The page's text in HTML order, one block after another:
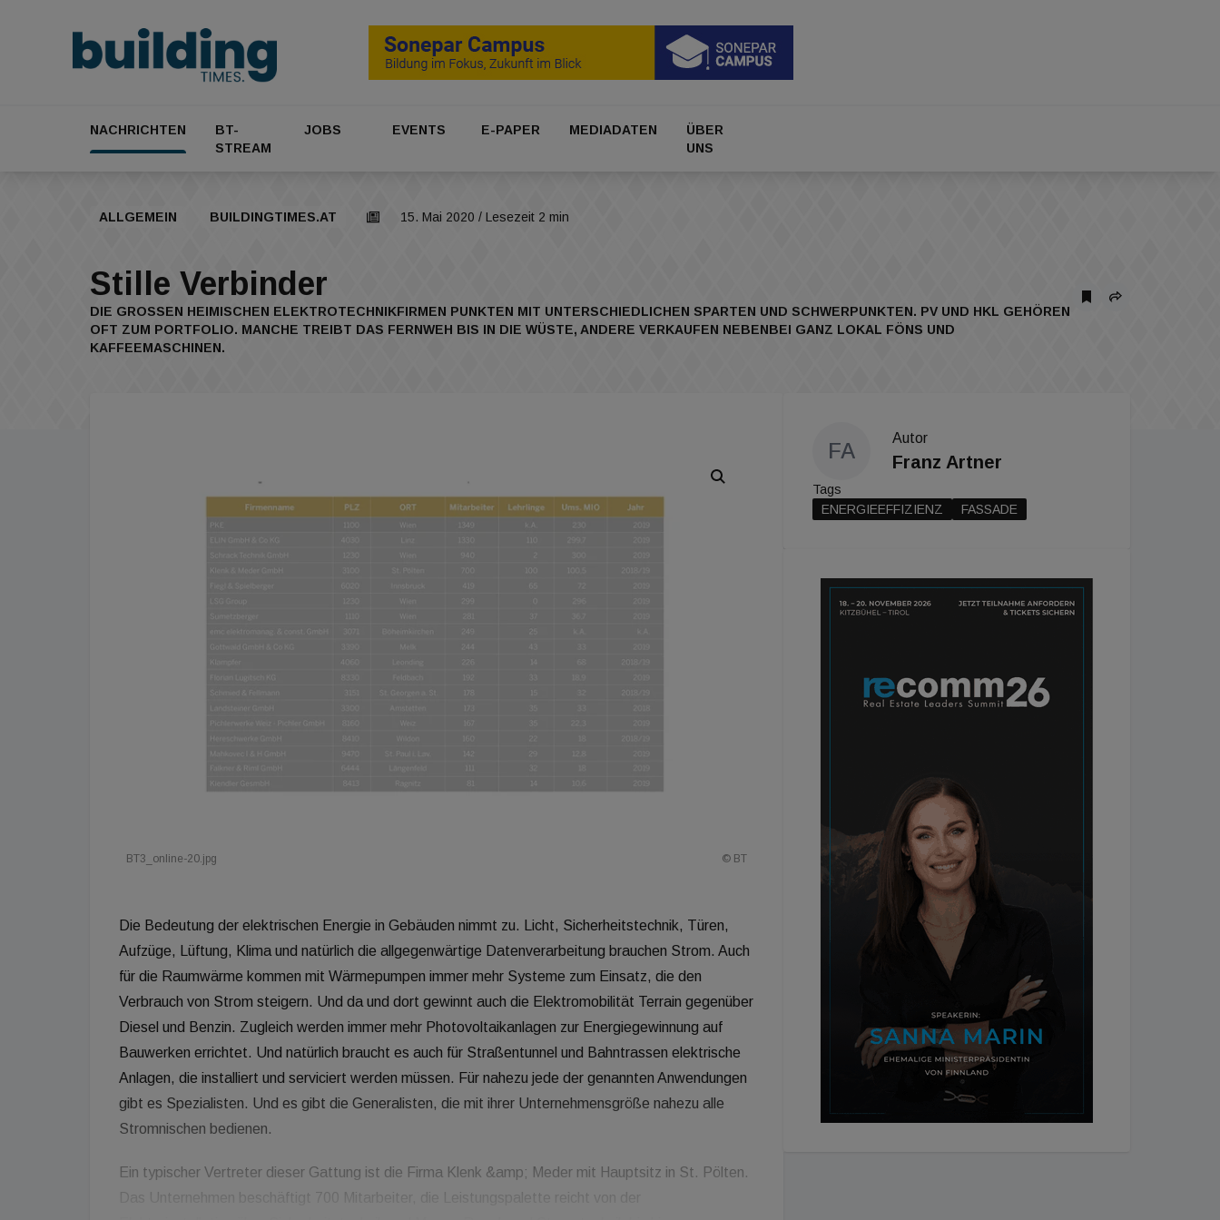
NACHRICHTEN
BT-
STREAM
JOBS EVENTS E-PAPER MEDIADATEN
ÜBER
UNS
ALLGEMEIN BUILDINGTIMES.AT 15. Mai 2020 / Lesezeit 2 min
Stille Verbinder
DIE GROSSEN HEIMISCHEN ELEKTROTECHNIKFIRMEN PUNKTEN MIT UNTERSCHIEDLICHEN SPARTEN UND SCHWERPUNKTEN. PV UND HKL GEHÖREN O
FT ZUM PORTFOLIO. MANCHE TREIBT DAS FERNWEH BIS IN DIE WÜSTE, ANDERE VERKAUFEN NEBENBEI GANZ LOKAL FÖNS UND K
AFFEEMASCHINEN.
BT3_online-20.jpg © BT
Die Bedeutung der elektrischen Energie in Gebäuden nimmt zu. Licht, Sicherheitstechnik, Türen,
Aufzüge, Lüftung, Klima und natürlich die allgegenwärtige Datenverarbeitung brauchen Strom. Auch
für die Raumwärme kommen mit Wärmepumpen immer mehr Systeme zum Einsatz, die den
Verbrauch von Strom steigern. Und da und dort gewinnt auch die Elektromobilität Terrain gegenüber
Diesel und Benzin. Zugleich werden immer mehr Photovoltaikanlagen zur Energiegewinnung auf
Bauwerken errichtet. Und natürlich braucht es auch für Straßentunnel und Bahntrassen elektrische
Anlagen, die installiert und serviciert werden müssen. Für nahezu jede der genannten Anwendungen
gibt es Spezialisten. Und es gibt die Generalisten, die mit ihrer Unternehmensgröße nahezu alle
Stromnischen bedienen.
Ein typischer Vertreter dieser Gattung ist die Firma Klenk &amp; Meder mit Hauptsitz in St. Pölten.
Das Unternehmen beschäftigt 700 Mitarbeiter, die Leistungspalette reicht von der
FA
Autor
Franz Artner
Tags
ENERGIEEFFIZIENZ
FASSADE